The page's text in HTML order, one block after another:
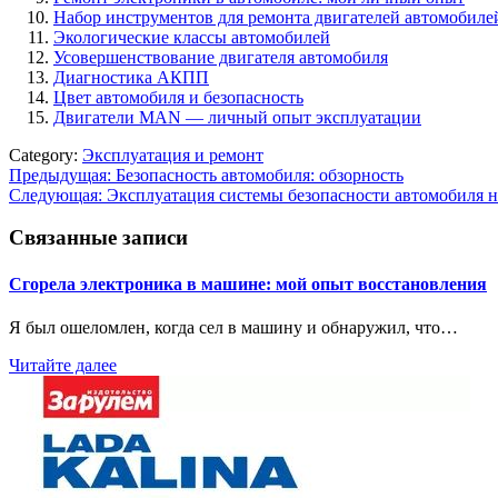
Набор инструментов для ремонта двигателей
Экологические классы автомобилей
Усовершенствование двигателя автомобиля
Диагностика АКПП
Цвет автомобиля и безопасность
Двигатели MAN — личный опыт эксплуатации
Category: Эксплуатация и ремонт
Навигация
по
записям
Предыдущая: Безопасность автомобиля: обзорность
Следующая: Эксплуатация системы безопасности автомобиля
Связанные записи
Сгорела электроника в машине: мой опыт восстановления
Я был ошеломлен, когда сел в машину и обнаружил, что…
Читайте далее